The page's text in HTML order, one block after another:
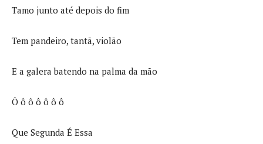
Tamo junto até depois do fim
Tem pandeiro, tantã, violão
E a galera batendo na palma da mão
Ô ô ô ô ô ô ô
Que Segunda É Essa